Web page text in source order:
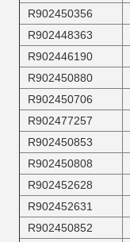
R902450356
R902448363
R902446190
R902450880
R902450706
R902477257
R902450853
R902450808
R902452628
R902452631
R902450852